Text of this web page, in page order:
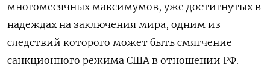
многомесячных максимумов, уже достигнутых в
надеждах на заключения мира, одним из
следствий которого может быть смягчение
санкционного режима США в отношении РФ.